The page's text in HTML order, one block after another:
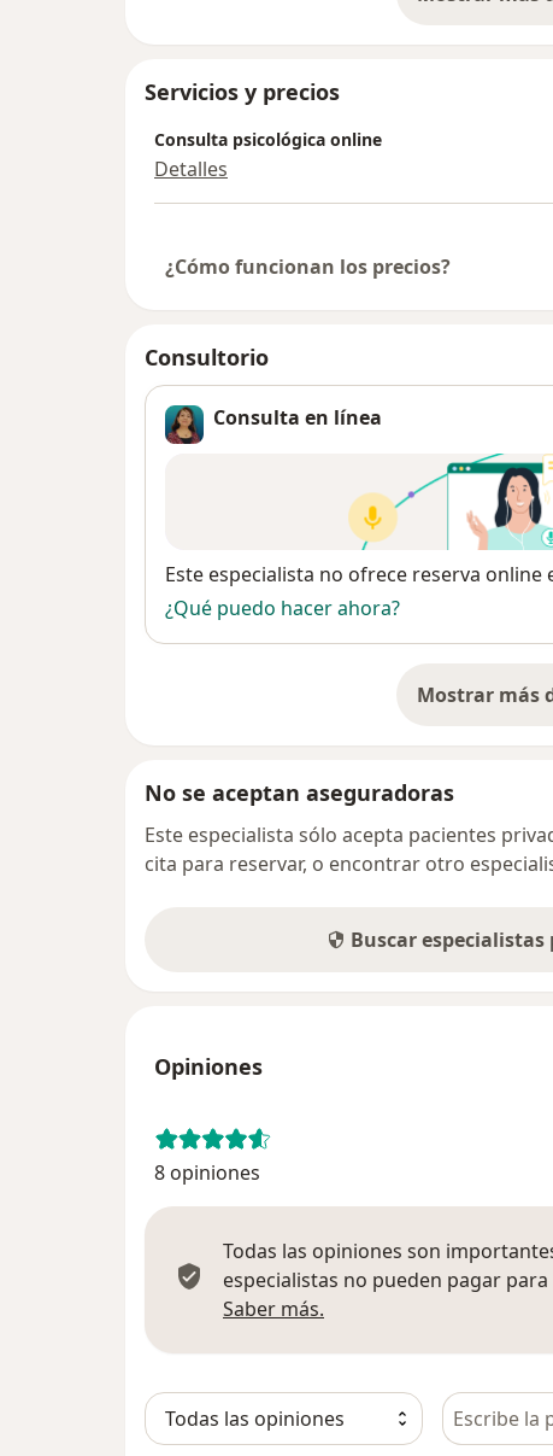
Poise en Cuernavaca y en línea.
Servicios y precios
Consulta psicológica online
Detalles
¿Cómo funcionan los precios?
Consultorio
Consulta en línea
Disponibilidad
Este especialista no ofrece reserva online
¿Qué puedo hacer ahora?
Mostrar más
No se aceptan aseguradoras
Este especialista sólo acepta pacientes
cita para reservar, o encontrar otro
Buscar
Opiniones
8 opiniones
Todas las opiniones son
especialistas no pueden pagar
Saber más.
Busca en